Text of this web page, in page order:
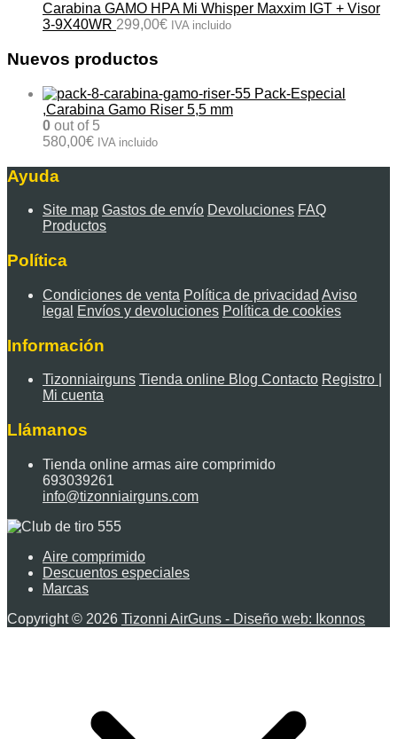
Carabina GAMO HPA Mi Whisper Maxxim IGT + Visor
3-9X40WR 299,00€ IVA incluido
Nuevos productos
Pack-Especial
,Carabina Gamo Riser 5,5 mm
0 out of 5
580,00€ IVA incluido
Ayuda
Site map Gastos de envío Devoluciones FAQ
Productos
Política
Condiciones de venta Política de privacidad Aviso
legal
Envíos y devoluciones Política de cookies
Información
Tizonniairguns Tienda online Blog Contacto Registro |
Mi cuenta
Llámanos
Tienda online armas aire comprimido
693039261
info@tizonniairguns.com
Aire comprimido
Descuentos especiales
Marcas
Copyright © 2026 Tizonni AirGuns - Diseño web: Ikonnos